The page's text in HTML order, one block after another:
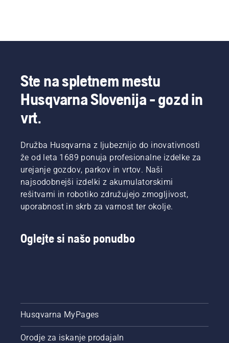
Ste na spletnem mestu
Husqvarna Slovenija - gozd in
vrt.
Družba Husqvarna z ljubeznijo do inovativnosti
že od leta 1689 ponuja profesionalne izdelke za
urejanje gozdov, parkov in vrtov. Naši
najsodobnejši izdelki z akumulatorskimi
rešitvami in robotiko združujejo zmogljivost,
uporabnost in skrb za varnost ter okolje.
Oglejte si našo ponudbo
Husqvarna MyPages
Orodje za iskanje prodajaln